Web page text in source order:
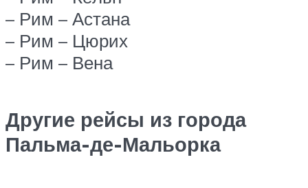
– Рим – Астана
– Рим – Цюрих
– Рим – Вена
Другие рейсы из города
Пальма-де-Мальорка